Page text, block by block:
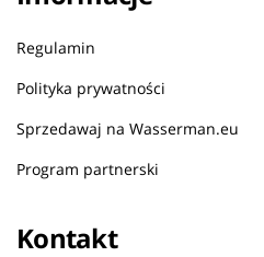
Regulamin
Polityka prywatności
Sprzedawaj na Wasserman.eu
Program partnerski
Kontakt